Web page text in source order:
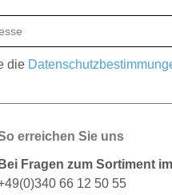
die
erreichen Sie uns
Bei Fragen zum Sortiment
66 12 50 55